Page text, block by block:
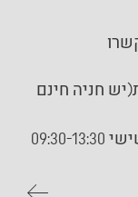
קומה 1 במעלית(יש חניה חינם